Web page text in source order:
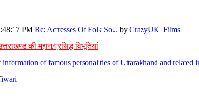
PM Re: Actresses Of Folk So... by CrazyUK_Films
की महान/प्रसिद्ध विभूतियां
of famous personalities of Uttarakhand and related